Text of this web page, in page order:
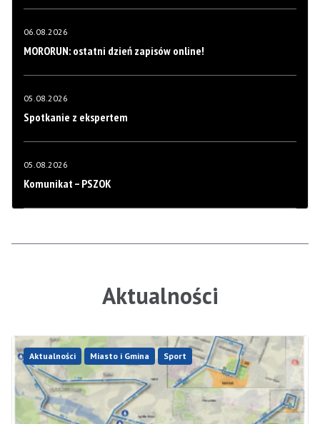
06.08.2026
MORORUN: ostatni dzień zapisów online!
05.08.2026
Spotkanie z ekspertem
05.08.2026
Komunikat – PSZOK
Aktualności
Aktualności Miasto i Gmina Sport